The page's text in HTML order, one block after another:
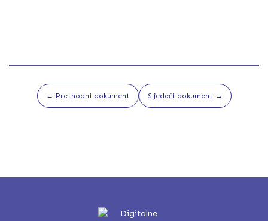
← Prethodni dokument Sljedeći dokument →